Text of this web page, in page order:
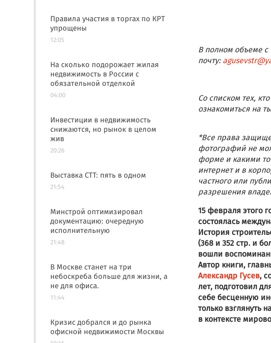
Правила участия в торгах по КРТ
упрощены
12:05
На сколько подорожает жилая
недвижимость в России с
обязательной отделкой
04:00
Инвестиции в недвижимость
снижаются, но рынок в целом
жив
20:26
Выставка СТТ: пять в одном
21:54
Минстрой оптимизировал
документацию: очередную
исполнительную
21:48
В Москве станет на три
небоскреба больше для жизни, а
не для офиса.
11:44
Кризис добрался и до рынка
офисной недвижимости Москвы
В полном объеме
почту:agusevstr@
Со списком тех,
ознакомиться на
*Все права
фотографий не
форме и какими
интернет и в
частного или
разрешения
15 февраля этого
состоялась
История
(368 и 352 стр. и
вошли
Автор книги,
Александр Гусев,
лет, подготовил
себе бесценную
только взглянуть
в контексте